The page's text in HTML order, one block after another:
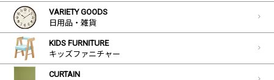
VARIETY GOODS
日用品・雑貨
KIDS FURNITURE
キッズファニチャー
CURTAIN